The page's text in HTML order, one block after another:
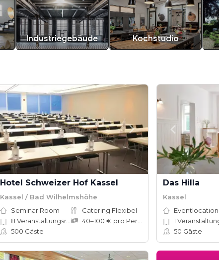
Industriegebäude Kochstudio
Hotel Schweizer Hof Kassel
Kassel / Bad Wilhelmshöhe
Seminar Room
Catering Flexibel
8 Veranstaltungsräume
500 Gäste
Das Hilla
Kassel
Eventlocation
1
50 Gäste